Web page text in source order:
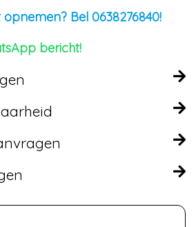
Bel 0638276840!
bericht!